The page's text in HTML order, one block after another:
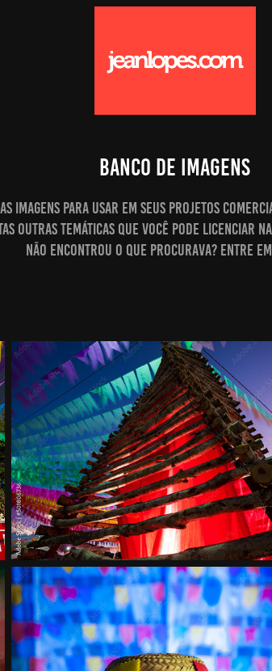
BANCO DE IMAGENS
imagens para usar em seus projetos
outras temáticas que você pode licenciar
Não encontrou o que procurava? Entre